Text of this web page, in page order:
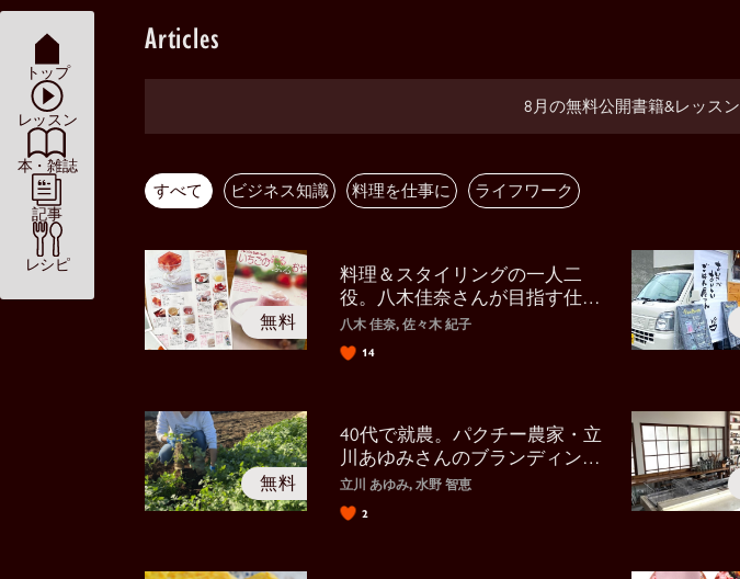
トップ
レッスン
本・雑誌
記事
レシピ
Articles
8月の無料公開書籍&レッスン
すべて ビジネス知識 料理を仕事に ライフワーク
料理＆スタイリングの一人二
役。八木佳奈さんが目指す仕事
の形
八木 佳奈, 佐々木 紀子
14
40代で就農。パクチー農家・立
川あゆみさんのブランディング
力
立川 あゆみ, 水野 智恵
2